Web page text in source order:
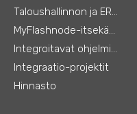
Taloushallinnon ja ERP:n integraatiot
MyFlashnode-itsekäyttö-automaatio
Integroitavat ohjelmistot
Integraatio-projektit
Hinnasto